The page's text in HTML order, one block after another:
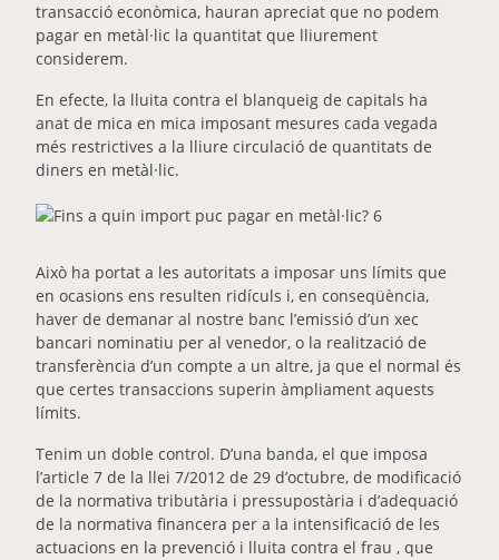
transacció econòmica, hauran apreciat que no podem
pagar en metàl·lic la quantitat que lliurement
considerem.
En efecte, la lluita contra el blanqueig de capitals ha
anat de mica en mica imposant mesures cada vegada
més restrictives a la lliure circulació de quantitats de
diners en metàl·lic.
Això ha portat a les autoritats a imposar uns límits que
en ocasions ens resulten ridículs i, en conseqüència,
haver de demanar al nostre banc l’emissió d’un xec
bancari nominatiu per al venedor, o la realització de
transferència d’un compte a un altre, ja que el normal és
que certes transaccions superin àmpliament aquests
límits.
Tenim un doble control. D’una banda, el que imposa
l’article 7 de la llei 7/2012 de 29 d’octubre, de modificació
de la normativa tributària i pressupostària i d’adequació
de la normativa financera per a la intensificació de les
actuacions en la prevenció i lluita contra el frau , que